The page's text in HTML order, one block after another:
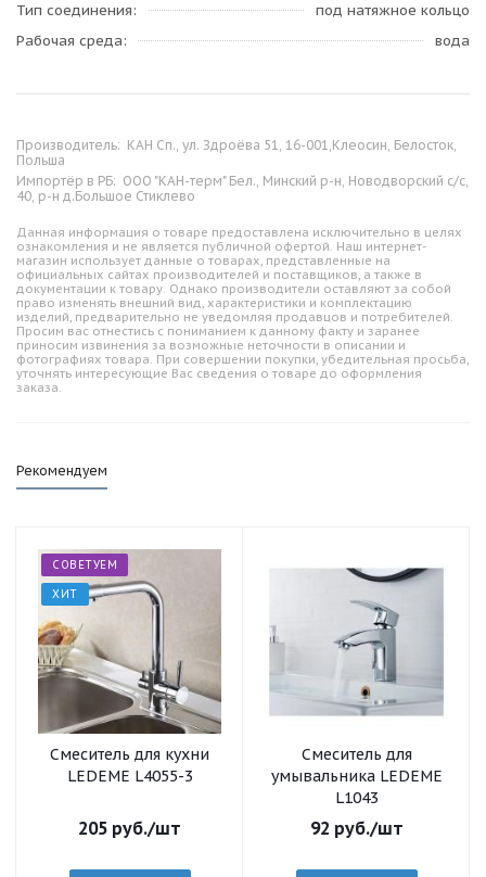
Тип соединения
под натяжное кольцо
Рабочая среда
вода
Производитель: КАН Сп., ул. Здроёва 51, 16-001,Клеосин, Белосток,
Польша
Импортёр в РБ: ООО "КАН-терм" Бел., Минский р-н, Новодворский с/с,
40, р-н д.Большое Стиклево
Данная информация о товаре предоставлена исключительно в целях
ознакомления и не является публичной офертой. Наш интернет-
магазин использует данные о товарах, представленные на
официальных сайтах производителей и поставщиков, а также в
документации к товару. Однако производители оставляют за собой
право изменять внешний вид, характеристики и комплектацию
изделий, предварительно не уведомляя продавцов и потребителей.
Просим вас отнестись с пониманием к данному факту и заранее
приносим извинения за возможные неточности в описании и
фотографиях товара. При совершении покупки, убедительная просьба,
уточнять интересующие Вас сведения о товаре до оформления
заказа.
Рекомендуем
СОВЕТУЕМ
ХИТ
Смеситель для кухни
LEDEME L4055-3
205 руб./шт
Смеситель для
умывальника LEDEME
L1043
92 руб./шт